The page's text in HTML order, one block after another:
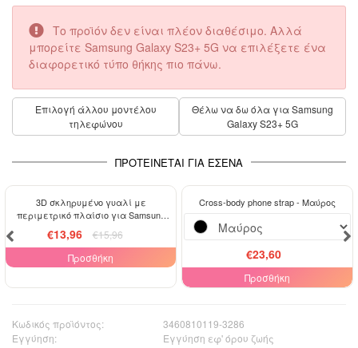
Το προϊόν δεν είναι πλέον διαθέσιμο. Αλλά
μπορείτε Samsung Galaxy S23+ 5G να επιλέξετε ένα
διαφορετικό τύπο θήκης πιο πάνω.
Επιλογή άλλου μοντέλου
τηλεφώνου
Θέλω να δω όλα για Samsung
Galaxy S23+ 5G
ΠΡΟΤΕΊΝΕΤΑΙ ΓΙΑ ΕΣΈΝΑ
-13%
3D σκληρυμένο γυαλί με
περιμετρικό πλαίσιο για Samsung
€13,96
€15,96
Προσθήκη
Cross-body phone strap - Μαύρος
€23,60
Προσθήκη
Κωδικός προϊόντος:
3460810119-3286
Εγγύηση:
Εγγύηση εφ' όρου ζωής